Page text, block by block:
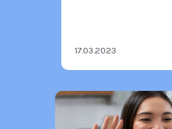
17.03.2023